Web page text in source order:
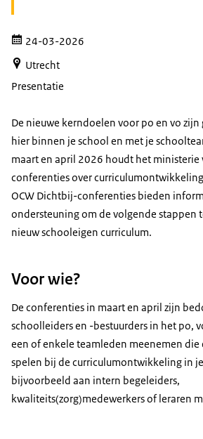
24-03-2026
Utrecht
Presentatie
De nieuwe kerndoelen voor po en vo zijn
hier binnen je school en met je
maart en april 2026 houdt het ministerie
conferenties over
OCW Dichtbij-conferenties bieden
ondersteuning om de volgende stappen
nieuw schooleigen curriculum.
Voor wie?
De conferenties in maart en april zijn
schoolleiders en -bestuurders in het po,
een of enkele teamleden meenemen die
spelen bij de curriculumontwikkeling in
bijvoorbeeld aan intern begeleiders,
kwaliteits(zorg)medewerkers of leraren